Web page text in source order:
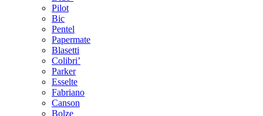
Pilot
Bic
Pentel
Papermate
Blasetti
Colibri’
Parker
Esselte
Fabriano
Canson
Bolze